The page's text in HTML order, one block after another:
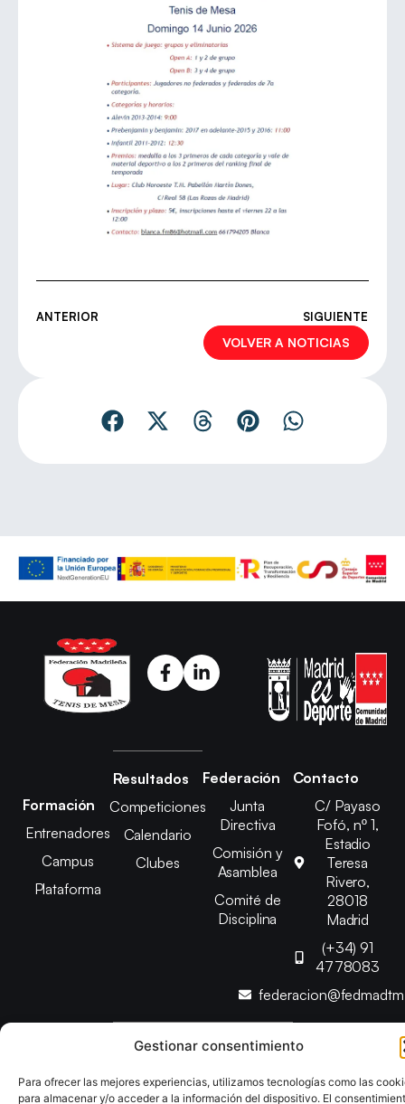
Gestionar consentimiento
Para ofrecer las mejores experiencias, utilizamos tecnologías como las
para almacenar y/o acceder a la información del dispositivo. El
ANTERIOR SIGUIENTE
VOLVER A NOTICIAS
Formación
Entrenadores
Campus
Plataforma
Resultados
Competiciones
Calendario
Clubes
Federación
Junta
Directiva
Comisión y
Asamblea
Comité de
Disciplina
Contacto
C/ Payaso
Fofó, nº 1,
Estadio
Teresa
Rivero,
28018
Madrid
(+34) 91
4778083
Copyright © 2025 Federación Madrileña de Tenis de Mesa |